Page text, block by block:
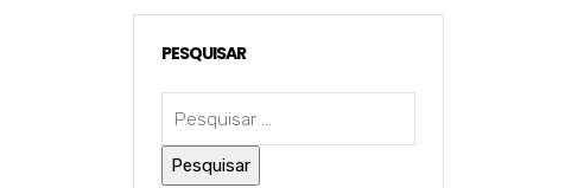
PESQUISAR